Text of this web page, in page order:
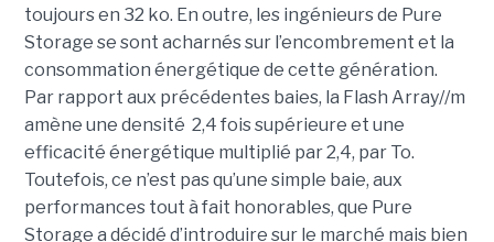
toujours en 32 ko. En outre, les ingénieurs de Pure
Storage se sont acharnés sur l’encombrement et la
consommation énergétique de cette génération.
Par rapport aux précédentes baies, la Flash Array//m
amène une densité 2,4 fois supérieure et une
efficacité énergétique multiplié par 2,4, par To.
Toutefois, ce n’est pas qu’une simple baie, aux
performances tout à fait honorables, que Pure
Storage a décidé d’introduire sur le marché mais bien